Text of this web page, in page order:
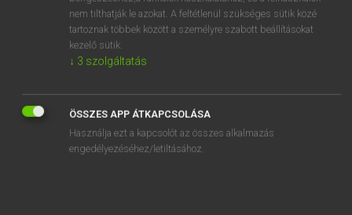
MICROSOFT OFFICE BŐVÍTMÉNY
BEÉPÜLŐ SZÓTÁRMODUL
ONLINE NYELVVIZSGA
nem tilthatják le azokat. A feltétlenül szükséges sütik közé
tartoznak többek között a személyre szabott beállításokat
kezelő sütik.
↓ 3 szolgáltatás
ÖSSZES APP ÁTKAPCSOLÁSA
Használja ezt a kapcsolót az összes alkalmazás
engedélyezéséhez/letiltásához.